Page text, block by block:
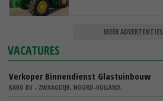
MEER ADVERTENTIES
VACATURES
Verkoper Binnendienst Glastuinbouw
KARO BV - ZWAAGDIJK, NOORD-HOLLAND,